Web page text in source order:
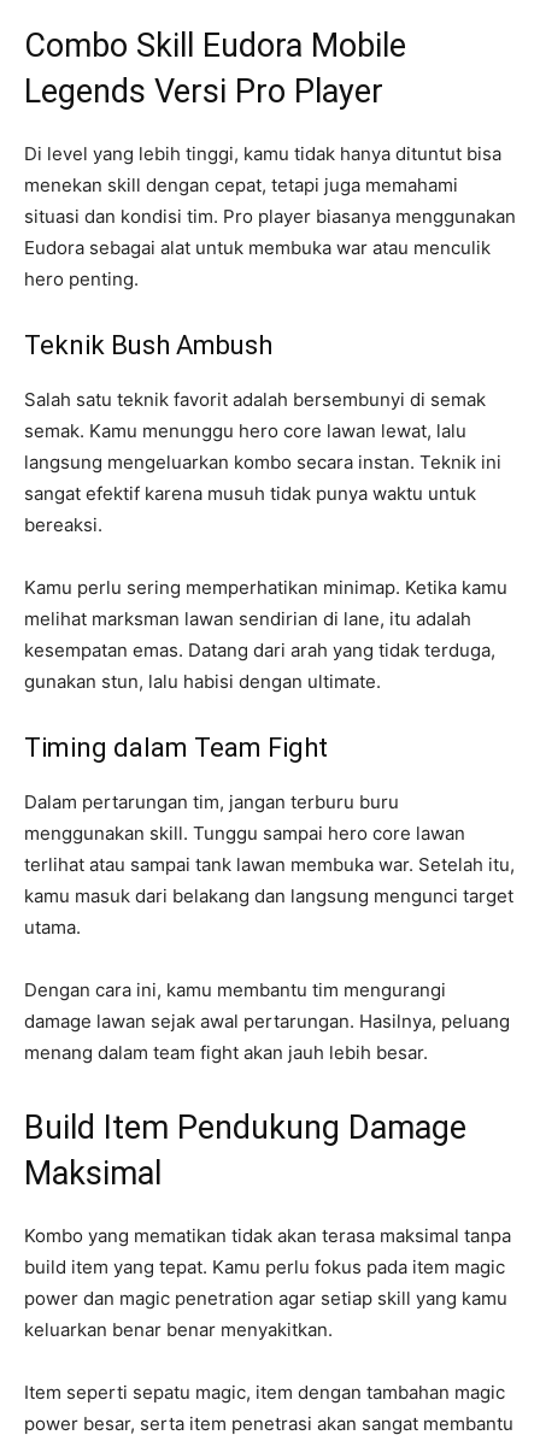
Combo Skill Eudora Mobile
Legends Versi Pro Player
Di level yang lebih tinggi, kamu tidak hanya dituntut bisa
menekan skill dengan cepat, tetapi juga memahami
situasi dan kondisi tim. Pro player biasanya menggunakan
Eudora sebagai alat untuk membuka war atau menculik
hero penting.
Teknik Bush Ambush
Salah satu teknik favorit adalah bersembunyi di semak
semak. Kamu menunggu hero core lawan lewat, lalu
langsung mengeluarkan kombo secara instan. Teknik ini
sangat efektif karena musuh tidak punya waktu untuk
bereaksi.
Kamu perlu sering memperhatikan minimap. Ketika kamu
melihat marksman lawan sendirian di lane, itu adalah
kesempatan emas. Datang dari arah yang tidak terduga,
gunakan stun, lalu habisi dengan ultimate.
Timing dalam Team Fight
Dalam pertarungan tim, jangan terburu buru
menggunakan skill. Tunggu sampai hero core lawan
terlihat atau sampai tank lawan membuka war. Setelah itu,
kamu masuk dari belakang dan langsung mengunci target
utama.
Dengan cara ini, kamu membantu tim mengurangi
damage lawan sejak awal pertarungan. Hasilnya, peluang
menang dalam team fight akan jauh lebih besar.
Build Item Pendukung Damage
Maksimal
Kombo yang mematikan tidak akan terasa maksimal tanpa
build item yang tepat. Kamu perlu fokus pada item magic
power dan magic penetration agar setiap skill yang kamu
keluarkan benar benar menyakitkan.
Item seperti sepatu magic, item dengan tambahan magic
power besar, serta item penetrasi akan sangat membantu